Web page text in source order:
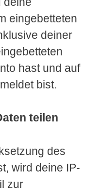
eingebetteten
deiner
hast und auf
bist.
teilen
des
wird deine IP-
zur